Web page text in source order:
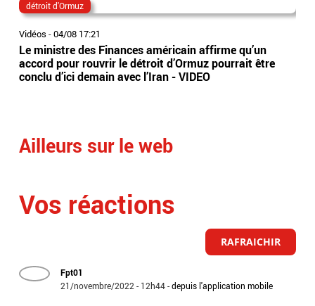
détroit d'Ormuz
Vidéos -04/08 17:21
Le ministre des Finances américain affirme qu’un
accord pour rouvrir le détroit d’Ormuz pourrait être
conclu d’ici demain avec l’Iran - VIDEO
Ailleurs sur le web
Vos réactions
RAFRAICHIR
Fpt01
21/novembre/2022 - 12h44-depuis l'application mobile